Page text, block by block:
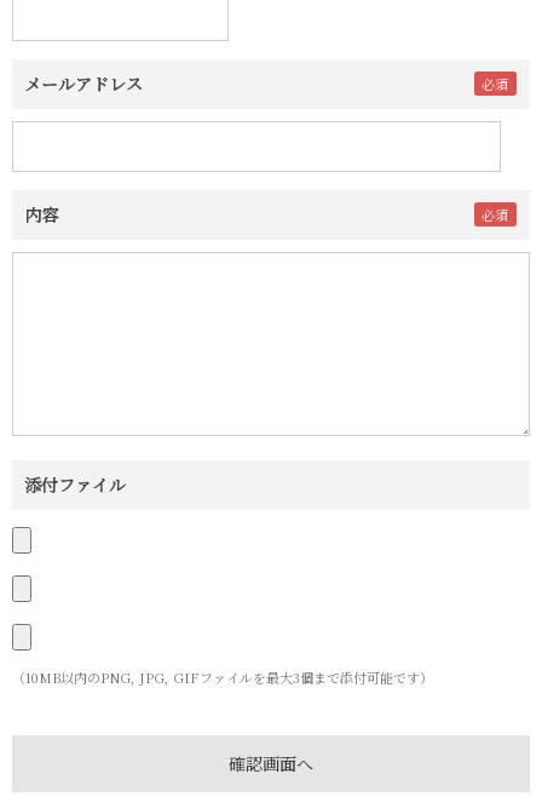
メールアドレス
内容
添付ファイル
（10MB以内のPNG, JPG, GIFファイルを最大3個まで添付可能です）